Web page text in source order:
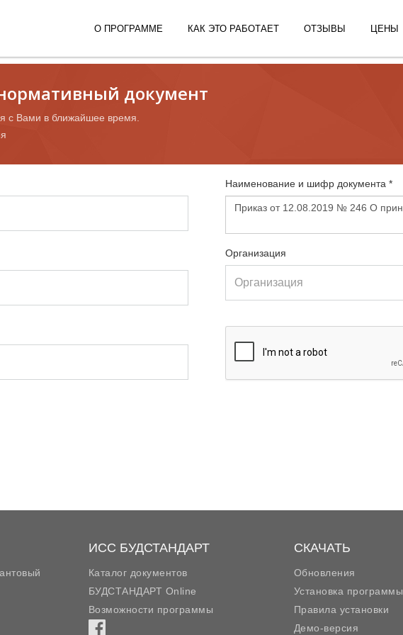
О ПРОГРАММЕ КАК ЭТО РАБОТАЕТ ОТЗЫВЫ ЦЕНЫ
документ
с Вами в ближайшее время.
Наименование и шифр документа *
Организация
ИСС БУДСТАНДАРТ
Каталог документов
БУДСТАНДАРТ Online
Возможности программы
СКАЧАТЬ
Обновления
Установка программы
Правила установки
Демо-версия